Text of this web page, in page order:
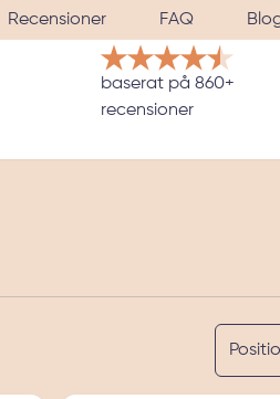
Recensioner FAQ
Örngott & satinkuddfodral
undermeny för kategori
baserat på 860+
recensioner